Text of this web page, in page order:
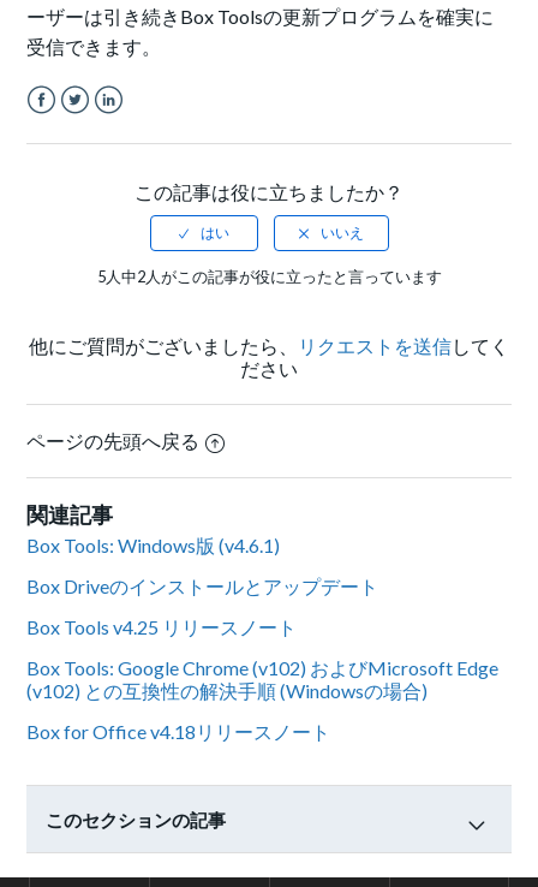
ーザーは引き続きBox Toolsの更新プログラムを確実に
受信できます。
この記事は役に立ちましたか？
5人中2人がこの記事が役に立ったと言っています
他にご質問がございましたら、 リクエストを送信してく
ださい
ページの先頭へ戻る
関連記事
Box Tools: Windows版 (v4.6.1)
Box Driveのインストールとアップデート
Box Tools v4.25 リリースノート
Box Tools: Google Chrome (v102) およびMicrosoft Edge
(v102) との互換性の解決手順 (Windowsの場合)
Box for Office v4.18リリースノート
このセクションの記事